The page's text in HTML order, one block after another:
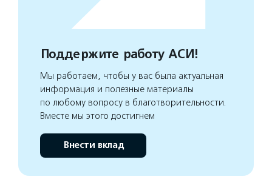
Поддержите работу АСИ!
Мы работаем, чтобы у вас была актуальная
информация и полезные материалы
по любому вопросу в благотворительности.
Вместе мы этого достигнем
Внести вклад